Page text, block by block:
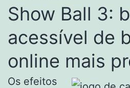
Show Ball 3:
acessível de
online mais
Os efeitos